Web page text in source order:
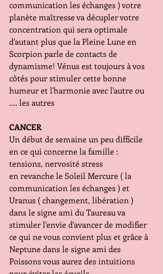
communication les échanges ) votre
planète maîtresse va décupler votre
concentration qui sera optimale
d'autant plus que la Pleine Lune en
Scorpion parle de contacts de
dynamisme! Vénus est toujours à vos
côtés pour stimuler cette bonne
humeur et l'harmonie avec l'autre ou
.... les autres
CANCER
Un début de semaine un peu difficile
en ce qui concerne la famille :
tensions, nervosité stress
en revanche le Soleil Mercure ( la
communication les échanges ) et
Uranus ( changement, libération )
dans le signe ami du Taureau va
stimuler l'envie d'avancer de modifier
ce qui ne vous convient plus et grâce à
Neptune dans le signe ami des
Poissons vous aurez des intuitions